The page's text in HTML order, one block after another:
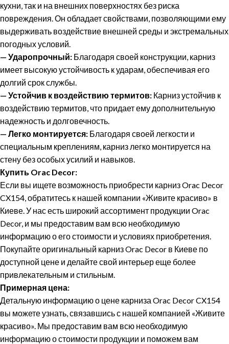
кухни, так и на внешних поверхностях без риска
повреждения. Он обладает свойствами, позволяющими ему
выдерживать воздействие внешней среды и экстремальных
погодных условий.
— Ударопрочный: Благодаря своей конструкции, карниз
имеет высокую устойчивость к ударам, обеспечивая его
долгий срок службы.
— Устойчив к воздействию термитов: Карниз устойчив к
воздействию термитов, что придает ему дополнительную
надежность и долговечность.
— Легко монтируется: Благодаря своей легкости и
специальным креплениям, карниз легко монтируется на
стену без особых усилий и навыков.
Купить Orac Decor:
Если вы ищете возможность приобрести карниз Orac Decor
CX154, обратитесь к нашей компании «Живите красиво» в
Киеве. У нас есть широкий ассортимент продукции Orac
Decor, и мы предоставим вам всю необходимую
информацию о его стоимости и условиях приобретения.
Покупайте оригинальный карниз Orac Decor в Киеве по
доступной цене и делайте свой интерьер еще более
привлекательным и стильным.
Примерная цена:
Детальную информацию о цене карниза Orac Decor CX154
вы можете узнать, связавшись с нашей компанией «Живите
красиво». Мы предоставим вам всю необходимую
информацию о стоимости продукции и поможем вам